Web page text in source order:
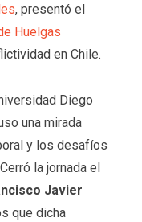
, presentó el
Huelgas
en Chile.
Diego
una mirada
y los desafíos
la jornada el
Javier
que dicha